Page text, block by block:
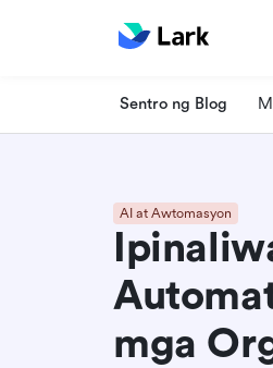
Sentro ng Blog
AI at Awtomasyon
mga